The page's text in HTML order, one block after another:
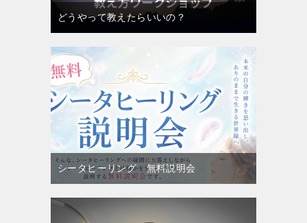
どうやって教えたらいいの？
シータヒーリング 無料説明会